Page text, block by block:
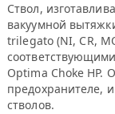
Ствол,
вакуумной
trilegato (NI, CR,
Optima Choke HP.
предохранителе,
стволов.